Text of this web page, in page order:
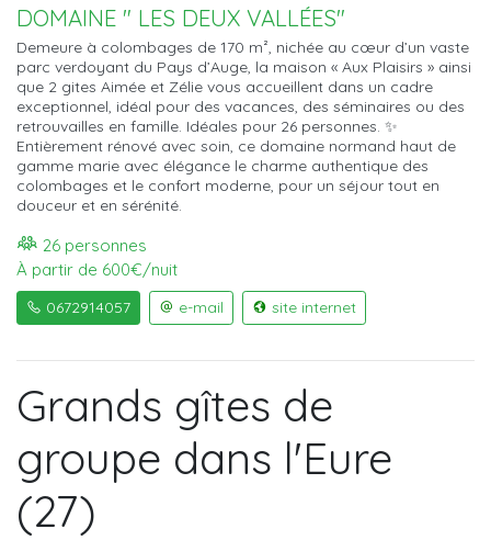
DOMAINE " LES DEUX VALLÉES"
Demeure à colombages de 170 m², nichée au cœur d’un vaste
parc verdoyant du Pays d’Auge, la maison « Aux Plaisirs » ainsi
que 2 gites Aimée et Zélie vous accueillent dans un cadre
exceptionnel, idéal pour des vacances, des séminaires ou des
retrouvailles en famille. Idéales pour 26 personnes. ✨
Entièrement rénové avec soin, ce domaine normand haut de
gamme marie avec élégance le charme authentique des
colombages et le confort moderne, pour un séjour tout en
douceur et en sérénité.
26 personnes
À partir de 600€/nuit
0672914057 e-mail site internet
Grands gîtes de
groupe dans l'Eure
(27)